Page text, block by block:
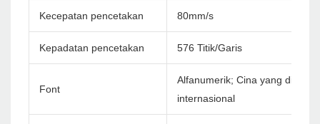
Kecepatan pencetakan 80mm/s
Kepadatan pencetakan 576 Titik/Garis
Font
Alfanumerik; Cina yang
internasional